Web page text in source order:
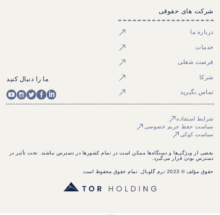
شرکت های حقوقی
درباره ما
خدمات
فرصت شغلی
شرکا
تماس بگیرید
ما را دنبال کنید
شرایط استفاده
سیاست حفظ حریم خصوصی
سیاست کوکی
بعضی از ویژگی‌ها و دستگاه‌ها ممکن است در تمام کشورها در دسترس نباشند. تحت تأثیر در
دسترس بودن قرار می‌گیرد.
حقوق مؤلف © 2023 ترم گلوبال. تمام حقوق محفوظ است